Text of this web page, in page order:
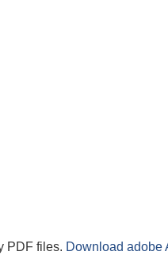
PDF files. Download adobe